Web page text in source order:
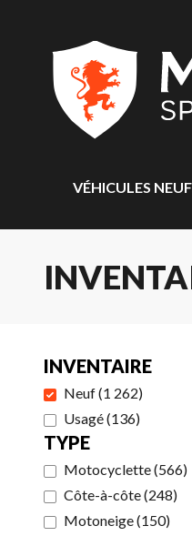
VÉHICULES
INVENTAIRE
Neuf(1 262)
Usagé(136)
TYPE
Motocyclette(566)
Côte-à-côte(248)
Motoneige(150)